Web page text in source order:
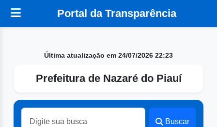
Portal da Transparência
Última atualização em 24/07/2026 22:23
Prefeitura de Nazaré do Piauí
Buscar